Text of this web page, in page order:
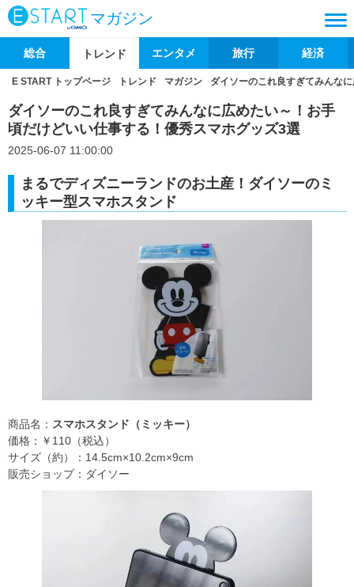
マガジン
総合 トレンド エンタメ 旅行 経済
E START トップページ トレンド マガジン ダイソーのこれ良すぎてみんな
ダイソーのこれ良すぎてみんなに広めたい～！お手
頃だけどいい仕事する！優秀スマホグッズ3選
2025-06-07 11:00:00
まるでディズニーランドのお土産！ダイソーのミ
ッキー型スマホスタンド
商品名： スマホスタンド（ミッキー）
価格：￥110（税込）
サイズ（約）：14.5cm×10.2cm×9cm
販売ショップ：ダイソー